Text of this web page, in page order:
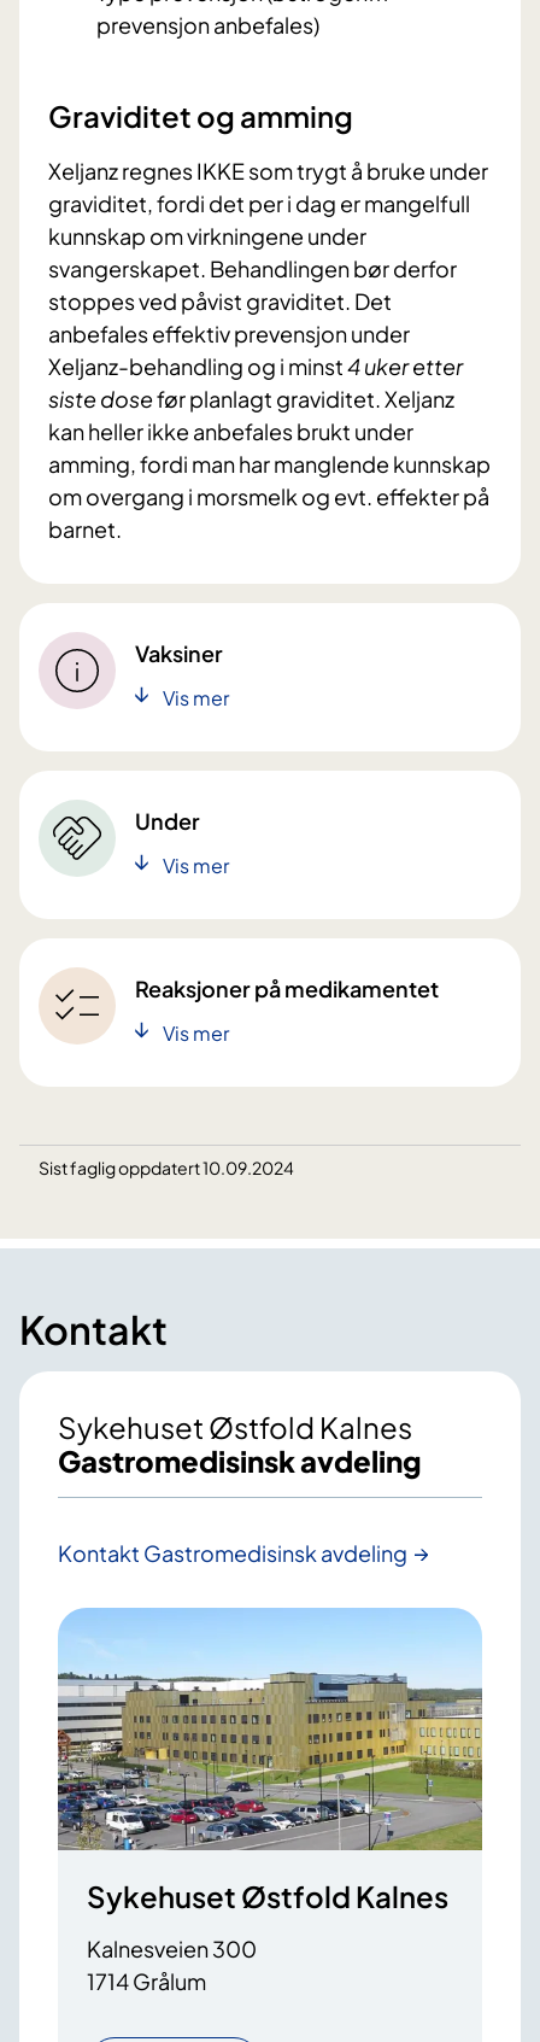
prevensjon anbefales)
Graviditet og amming
Xeljanz regnes IKKE som trygt å bruke under
graviditet, fordi det per i dag er mangelfull
kunnskap om virkningene under
svangerskapet. Behandlingen bør derfor
stoppes ved påvist graviditet. Det
anbefales effektiv prevensjon under
Xeljanz-behandling og i minst4 uker etter
siste dosefør planlagt graviditet. Xeljanz
kan heller ikke anbefales brukt under
amming, fordi man har manglende kunnskap
om overgang i morsmelk og evt. effekter på
barnet.
Vaksiner
Vis mer
Under
Vis mer
Reaksjoner på medikamentet
Vis mer
Sist faglig oppdatert 10.09.2024
Kontakt
Sykehuset Østfold Kalnes
Gastromedisinsk avdeling
Kontakt Gastromedisinsk avdeling
Sykehuset Østfold Kalnes
Kalnesveien 300
1714 Grålum